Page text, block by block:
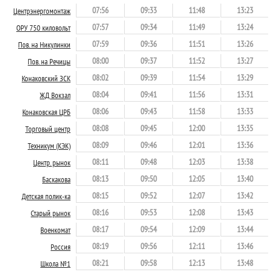
Центрэнергомонтаж 07:56 09:33 11:48 13:23
ОРУ 750 киловольт 07:57 09:34 11:49 13:24
Пов. на Никулинки 07:59 09:36 11:51 13:26
Пов. на Речицы 08:00 09:37 11:52 13:27
Конаковский ЗСК 08:02 09:39 11:54 13:29
ЖД Вокзал 08:04 09:41 11:56 13:31
Конаковская ЦРБ 08:06 09:43 11:58 13:33
Торговый центр 08:08 09:45 12:00 13:35
Техникум (КЭК) 08:09 09:46 12:01 13:36
Центр. рынок 08:11 09:48 12:03 13:38
Баскакова 08:13 09:50 12:05 13:40
Детская полик-ка 08:15 09:52 12:07 13:42
Старый рынок 08:16 09:53 12:08 13:43
Военкомат 08:17 09:54 12:09 13:44
Россия 08:19 09:56 12:11 13:46
Школа №1 08:21 09:58 12:13 13:48